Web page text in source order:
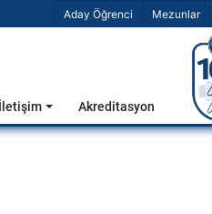
Aday Öğrenci Mezunlar
İletişim Akreditasyon